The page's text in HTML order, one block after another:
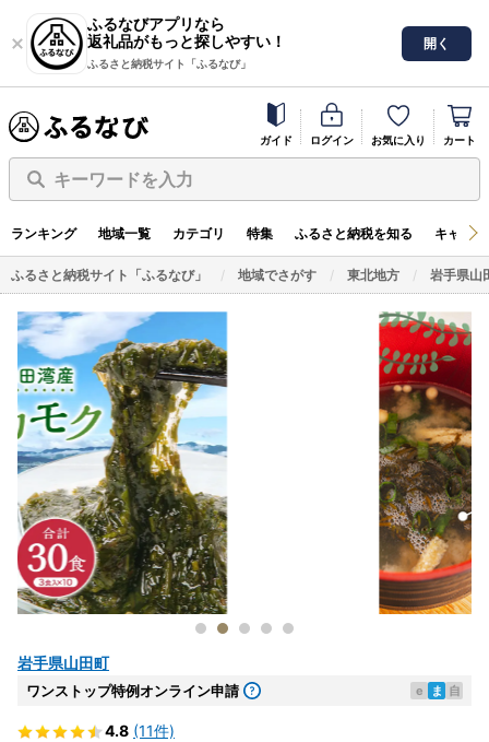
ふるなびアプリなら
返礼品がもっと探しやすい！
ふるさと納税サイト「ふるなび」
開く
ガイド ログイン お気に入り カート
キーワードを入力
ランキング 地域一覧 カテゴリ 特集 ふるさと納税を知る キャン
ふるさと納税サイト「ふるなび」 地域でさがす 東北地方 岩手県山
岩手県山田町
ワンストップ特例オンライン申請 e ま 自
4.8 (11件)